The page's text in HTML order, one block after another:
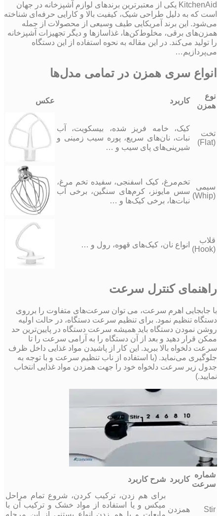
KitchenAid یکی از معتبرترین برندهای لوازم آشپزخانه در جهان
است که به دلیل طراحی شیک، کیفیت بالا و کارایی حرفه‌ای شناخته
می‌شود. این برند آمریکایی طیف وسیعی از محصولات از جمله
همزن‌های برقی، مخلوط‌کن‌ها، غذاسازها و دیگر تجهیزات آشپزخانه
را تولید می‌کند. در این مقاله به نحوه استفاده از این دستگاه
می‌پردازیم…
انواع سری همزن در تمامی مدل‌ها
نوع
همزن
کاربرد عکس
تخت
(Flat)
کیک، خامه فریز شده، بیسکویت، آب
نبات، نان‌های سریع، پوره سیب زمینی و
شیرینی‌های پای سیب و …
سیمی
(Whip)
تخم‌مرغ، کیک اسفنجی، سفیده تخم مرغ،
سس مایونز، کرم‌های سنگین، برخی آب
نبات‌ها، برخی کیک‌ها و …
قلاب
(Hook)
انواع نان، کیک‌های قهوه، رول و …
راهنمای کنترل سرعت
با جابجایی اهرم سرعت، می توان سرعت‌های متفاوت را برروی
دستگاه تنظیم نمود. برای تنظیم سرعت دستگاه، در حالت اولیه
روشن نمودن دستگاه باید همیشه سرعت دستگاه در پایین‌ترین حد
ممکن قرار دهید و بعد از آن دستگاه را به آرامی سرعت را تا
سرعت دلخواه بالا ببرید. این کار از پاشیدن مواد غذایی داخل ظرف
جلوگیری می‌نماید. (با استفاده از ناب تنظیم سرعت و با توجه به
جدول زیر سرعت دلخواه خود را جهت همزدن مواد غذایی انتخاب
نمایید.)
شماره
سرعت
کاربرد شرح کاربرد
Stir همزدن
برای هم زدن، ترکیب کردن، شروع تمام مراحل
میکس و یا استفاده از مواد خشک و ترکیب آن با
مایعات و یا هم زدن انواع بستنی از این مرحله